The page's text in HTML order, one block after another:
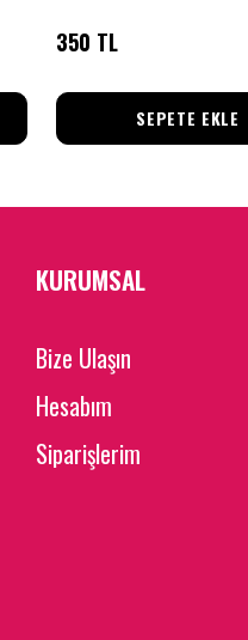
350 TL
SEPETE EKLE
KURUMSAL
Bize Ulaşın
Hesabım
Siparişlerim